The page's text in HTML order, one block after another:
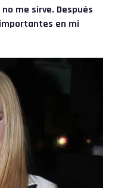
me sirve. Después
en mi